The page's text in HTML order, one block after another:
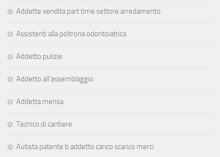
Addette vendita part time settore arredamento
Assistenti alla poltrona odontoiatrica
Addetto pulizie
Addetto all’assemblaggio
Addetta mensa
Tecnico di cantiere
Autista patente b addetto carico scarico merci